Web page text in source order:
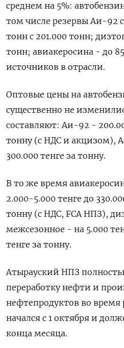
среднем на 5%:
том числе резервы Аи-92
тонн с 201.000 тонн;
тонн; авиакеросина - до
источников в отрасли.
Оптовые цены на
существенно не
составляют: Аи-92 -
тонну (с НДС и акцизом),
300.000 тенге за тонну.
В то же время
2.000-5.000 тенге до
тонну (с НДС, FCA НПЗ),
межсезонное - на 5.000
тенге за тонну.
Атырауский НПЗ
переработку нефти и
нефтепродуктов во
начался с 1 октября и
конца месяца.